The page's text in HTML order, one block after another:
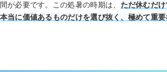
が必要です。この処暑の時期は、 ただ休むだけ
当に価値あるものだけを選び抜く、極めて重